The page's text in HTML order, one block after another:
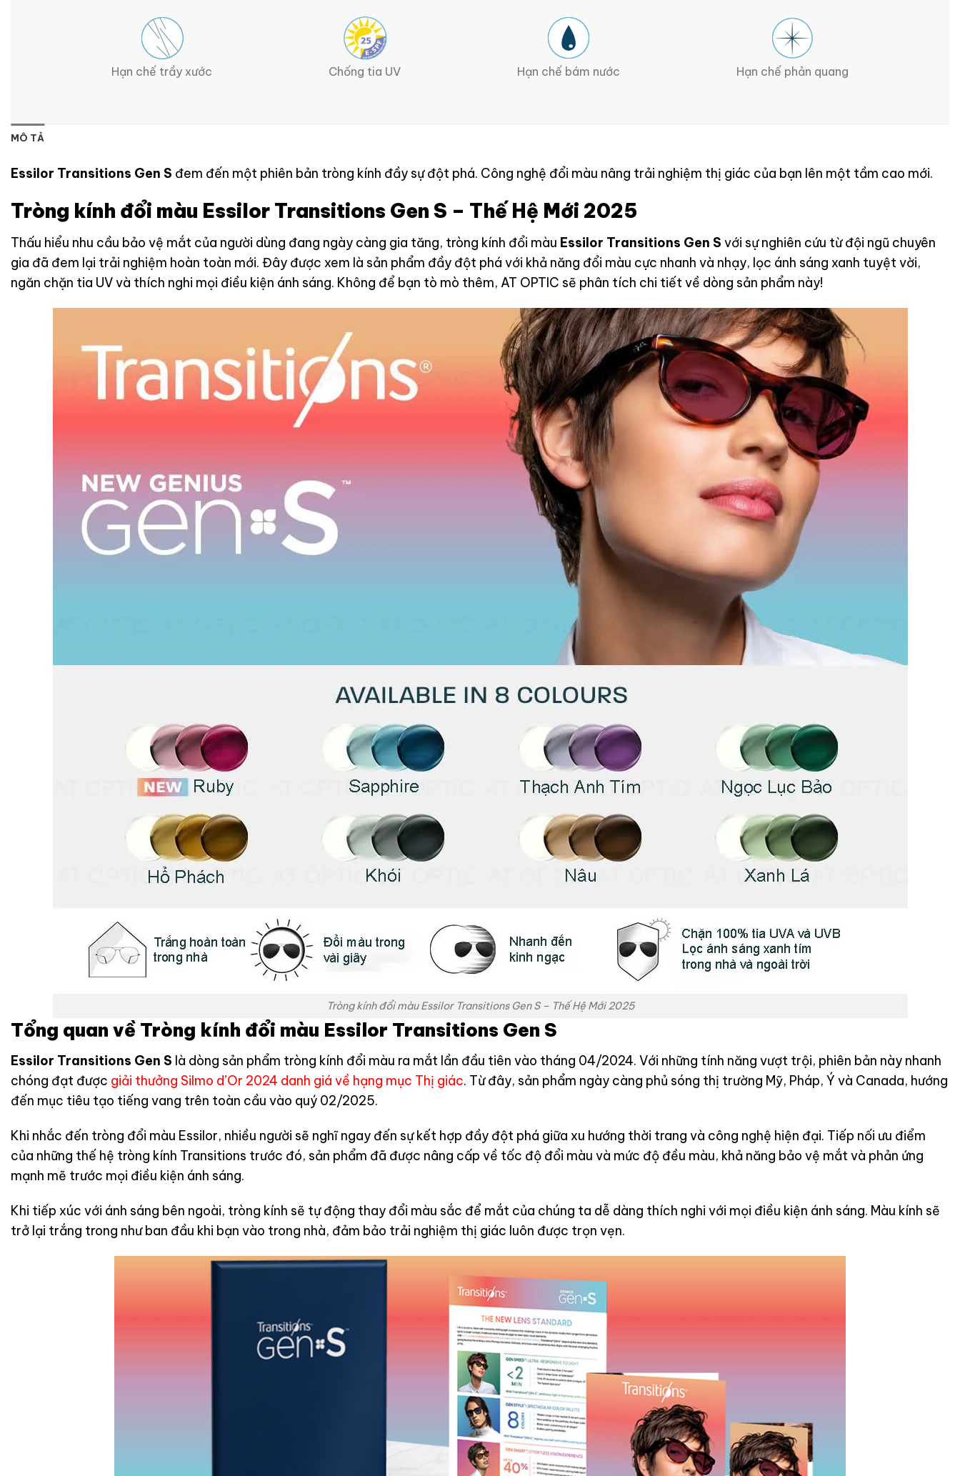
Hạn chế trầy xước Chống tia UV Hạn chế bám nước Hạn chế phản quang
MÔ TẢ
Essilor Transitions Gen S đem đến một phiên bản tròng kính đầy sự đột phá. Công nghệ đổi màu nâng trải nghiệm thị giác của bạn lên một tầm cao mới.
Tròng kính đổi màu Essilor Transitions Gen S – Thế Hệ Mới 2025
Thấu hiểu nhu cầu bảo vệ mắt của người dùng đang ngày càng gia tăng, tròng kính đổi màu Essilor Transitions Gen S với sự nghiên cứu từ đội ngũ chuyên
gia đã đem lại trải nghiệm hoàn toàn mới. Đây được xem là sản phẩm đầy đột phá với khả năng đổi màu cực nhanh và nhạy, lọc ánh sáng xanh tuyệt vời,
ngăn chặn tia UV và thích nghi mọi điều kiện ánh sáng. Không để bạn tò mò thêm, AT OPTIC sẽ phân tích chi tiết về dòng sản phẩm này!
Tròng kính đổi màu Essilor Transitions Gen S – Thế Hệ Mới 2025
Tổng quan về Tròng kính đổi màu Essilor Transitions Gen S
Essilor Transitions Gen S là dòng sản phẩm tròng kính đổi màu ra mắt lần đầu tiên vào tháng 04/2024. Với những tính năng vượt trội, phiên bản này nhanh
chóng đạt được giải thưởng Silmo d’Or 2024 danh giá về hạng mục Thị giác. Từ đây, sản phẩm ngày càng phủ sóng thị trường Mỹ, Pháp, Ý và Canada, hướng
đến mục tiêu tạo tiếng vang trên toàn cầu vào quý 02/2025.
Khi nhắc đến tròng đổi màu Essilor, nhiều người sẽ nghĩ ngay đến sự kết hợp đầy đột phá giữa xu hướng thời trang và công nghệ hiện đại. Tiếp nối ưu điểm
của những thế hệ tròng kính Transitions trước đó, sản phẩm đã được nâng cấp về tốc độ đổi màu và mức độ đều màu, khả năng bảo vệ mắt và phản ứng
mạnh mẽ trước mọi điều kiện ánh sáng.
Khi tiếp xúc với ánh sáng bên ngoài, tròng kính sẽ tự động thay đổi màu sắc để mắt của chúng ta dễ dàng thích nghi với mọi điều kiện ánh sáng. Màu kính sẽ
trở lại trắng trong như ban đầu khi bạn vào trong nhà, đảm bảo trải nghiệm thị giác luôn được trọn vẹn.